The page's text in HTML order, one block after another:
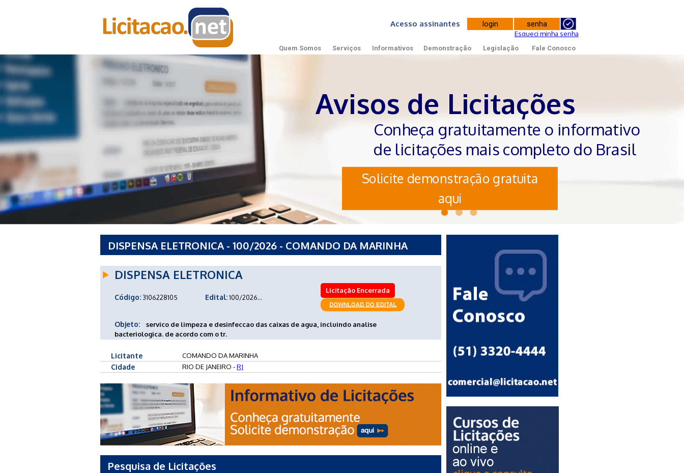
Acesso assinantes
Esqueci minha senha
Quem Somos Serviços Informativos Demonstração Legislação Fale Conosco
Avisos de Licitações
Conheça gratuitamente o informativo
de licitações mais completo do Brasil
Solicite demonstração gratuita
aqui
DISPENSA ELETRONICA - 100/2026 - COMANDO DA MARINHA
DISPENSA ELETRONICA
Código:3106228105 Edital:100/2026...
Licitação Encerrada
Objeto:
servico de limpeza e desinfeccao das caixas de agua, incluindo analise
bacteriologica. de acordo com o tr.
Licitante COMANDO DA MARINHA
Cidade RIO DE JANEIRO -RJ
Pesquisa de Licitações